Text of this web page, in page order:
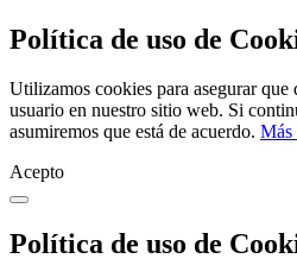
Política de uso de
Utilizamos cookies para asegurar
usuario en nuestro sitio web. Si
asumiremos que está de acuerdo. Más
Acepto
Política de uso de